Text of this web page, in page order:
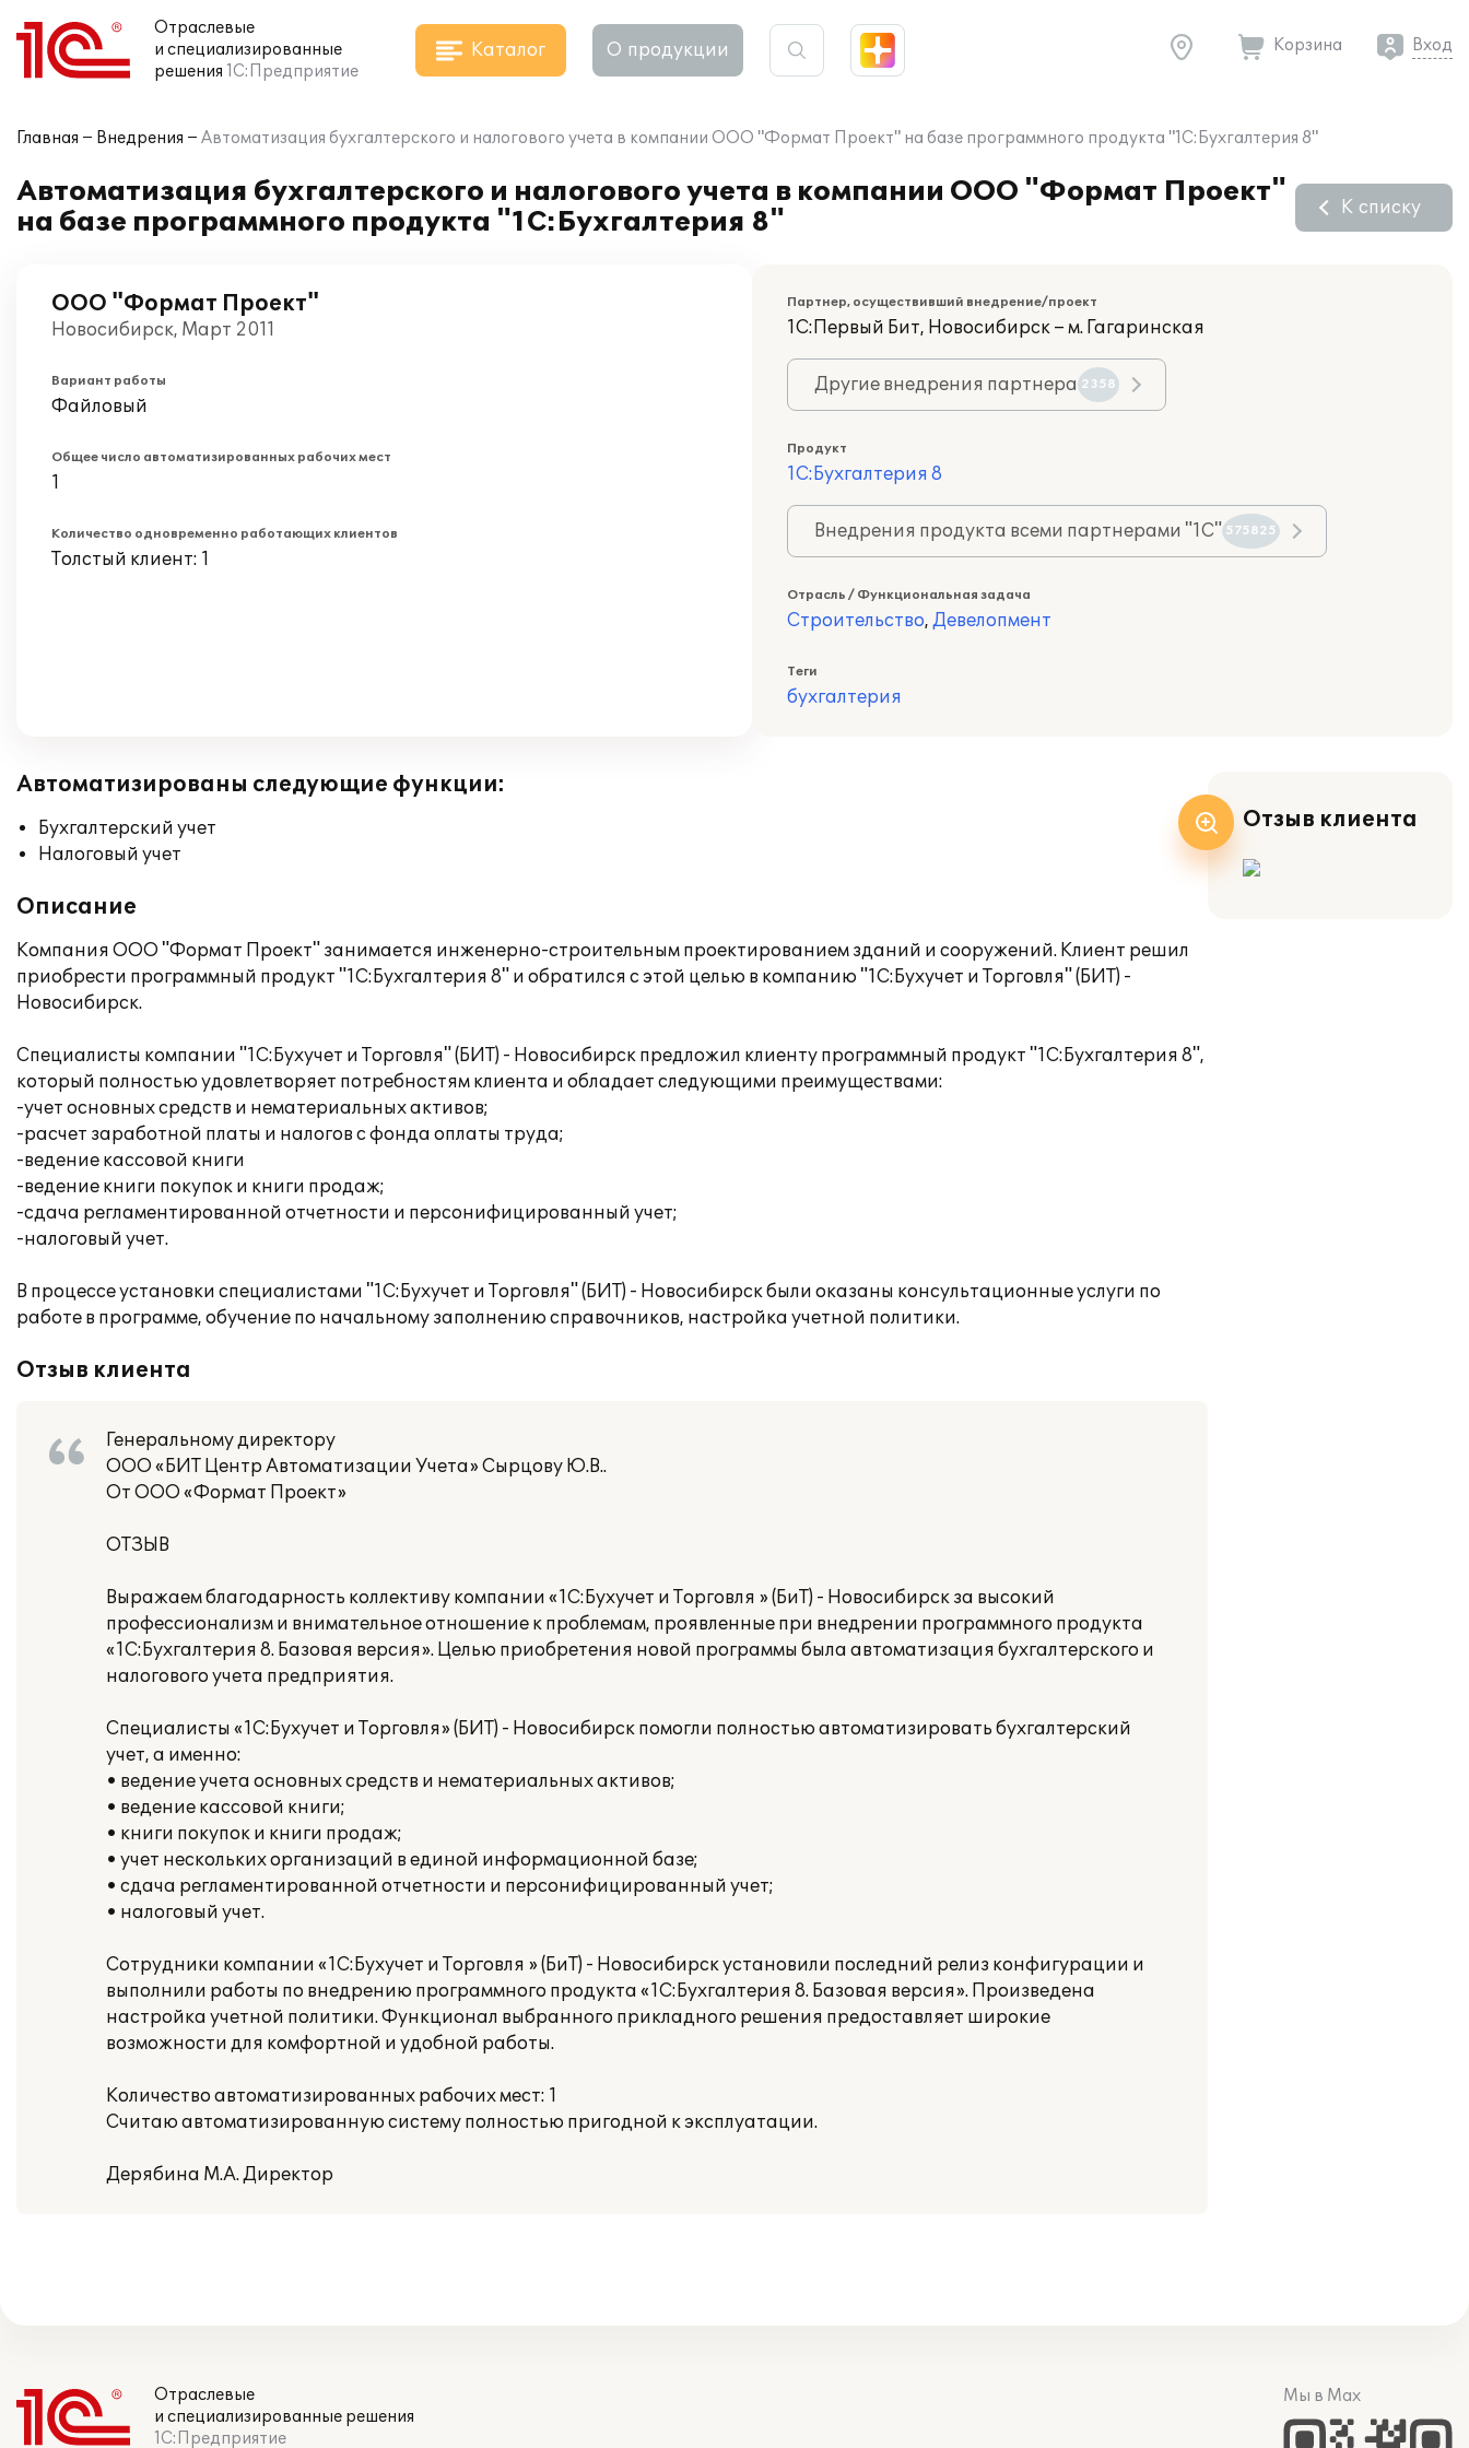
Отраслевые
и специализированные
решения 1С:Предприятие
Каталог О продукции Корзина Вход
Главная Внедрения Автоматизация бухгалтерского и налогового учета в компании ООО "Формат Проект" на базе программного продукта "1С:Бухгалтерия 8"
Автоматизация бухгалтерского и налогового учета в компании ООО "Формат Проект"
на базе программного продукта "1С:Бухгалтерия 8"
К списку
ООО "Формат Проект"
Новосибирск, Март 2011
Вариант работы
Файловый
Общее число автоматизированных рабочих мест
1
Количество одновременно работающих клиентов
Толстый клиент: 1
Партнер, осуществивший внедрение/проект
1С:Первый Бит, Новосибирск – м. Гагаринская
Другие внедрения партнера 2358
Продукт
1С:Бухгалтерия 8
Внедрения продукта всеми партнерами "1С" 575825
Отрасль / Функциональная задача
Строительство, Девелопмент
Теги
бухгалтерия
Автоматизированы следующие функции:
Бухгалтерский учет
Налоговый учет
Описание
Компания ООО "Формат Проект" занимается инженерно-строительным проектированием зданий и сооружений. Клиент решил
приобрести программный продукт "1С:Бухгалтерия 8" и обратился с этой целью в компанию "1С:Бухучет и Торговля" (БИТ) -
Новосибирск.
Специалисты компании "1С:Бухучет и Торговля" (БИТ) - Новосибирск предложил клиенту программный продукт "1С:Бухгалтерия 8",
который полностью удовлетворяет потребностям клиента и обладает следующими преимуществами:
-учет основных средств и нематериальных активов;
-расчет заработной платы и налогов с фонда оплаты труда;
-ведение кассовой книги
-ведение книги покупок и книги продаж;
-сдача регламентированной отчетности и персонифицированный учет;
-налоговый учет.
В процессе установки специалистами "1С:Бухучет и Торговля" (БИТ) - Новосибирск были оказаны консультационные услуги по
работе в программе, обучение по начальному заполнению справочников, настройка учетной политики.
Отзыв клиента
Генеральному директору
ООО «БИТ Центр Автоматизации Учета» Сырцову Ю.В..
От ООО «Формат Проект»
ОТЗЫВ
Выражаем благодарность коллективу компании «1С:Бухучет и Торговля » (БиТ) - Новосибирск за высокий
профессионализм и внимательное отношение к проблемам, проявленные при внедрении программного продукта
«1С:Бухгалтерия 8. Базовая версия». Целью приобретения новой программы была автоматизация бухгалтерского и
налогового учета предприятия.
Специалисты «1С:Бухучет и Торговля» (БИТ) - Новосибирск помогли полностью автоматизировать бухгалтерский
учет, а именно:
• ведение учета основных средств и нематериальных активов;
• ведение кассовой книги;
• книги покупок и книги продаж;
• учет нескольких организаций в единой информационной базе;
• сдача регламентированной отчетности и персонифицированный учет;
• налоговый учет.
Сотрудники компании «1С:Бухучет и Торговля » (БиТ) - Новосибирск установили последний релиз конфигурации и
выполнили работы по внедрению программного продукта «1С:Бухгалтерия 8. Базовая версия». Произведена
настройка учетной политики. Функционал выбранного прикладного решения предоставляет широкие
возможности для комфортной и удобной работы.
Количество автоматизированных рабочих мест: 1
Считаю автоматизированную систему полностью пригодной к эксплуатации.
Дерябина М.А. Директор
Отзыв клиента
Отраслевые
и специализированные решения
1С:Предприятие
Мы в Max